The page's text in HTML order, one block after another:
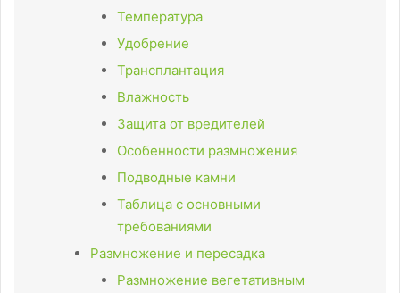
Температура
Удобрение
Трансплантация
Влажность
Защита от вредителей
Особенности размножения
Подводные камни
Таблица с основными
требованиями
Размножение и пересадка
Размножение вегетативным